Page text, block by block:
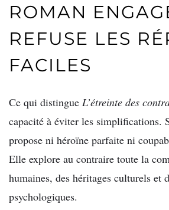
ROMAN
REFUSE LES
FACILES
Ce qui distingue L’étreinte des
capacité à éviter les simplifications.
propose ni héroïne parfaite ni
Elle explore au contraire toute la
humaines, des héritages culturels et
psychologiques.